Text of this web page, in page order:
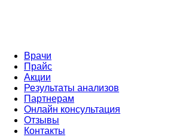
Врачи
Прайс
Акции
Результаты анализов
Партнерам
Онлайн консультация
Отзывы
Контакты